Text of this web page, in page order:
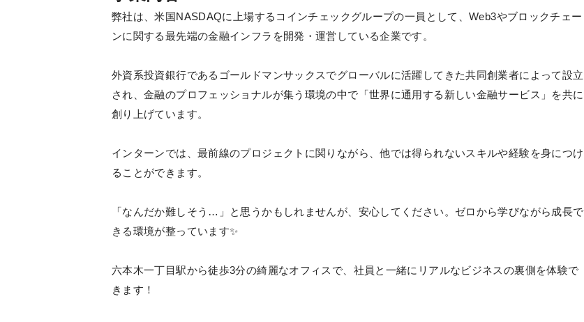
弊社は、米国NASDAQに上場するコインチェックグループの一員として、Web3やブロックチェー
ンに関する最先端の金融インフラを開発・運営している企業です。
外資系投資銀行であるゴールドマンサックスでグローバルに活躍してきた共同創業者によって設立
され、金融のプロフェッショナルが集う環境の中で「世界に通用する新しい金融サービス」を共に
創り上げています。
インターンでは、最前線のプロジェクトに関りながら、他では得られないスキルや経験を身につけ
ることができます。
「なんだか難しそう…」と思うかもしれませんが、安心してください。ゼロから学びながら成長で
きる環境が整っています✨
六本木一丁目駅から徒歩3分の綺麗なオフィスで、社員と一緒にリアルなビジネスの裏側を体験で
きます！